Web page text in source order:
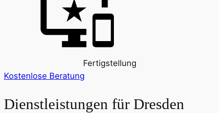
Fertigstellung
Kostenlose Beratung
Dienstleistungen für Dresden